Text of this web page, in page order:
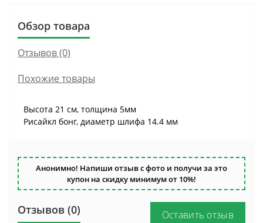
Обзор товара
Отзывов (0)
Похожие товары
Высота 21 см, толщина 5мм
Рисайкл бонг, диаметр шлифа 14.4 мм
Анонимно! Напиши отзыв с фото и получи за это
купон на скидку минимум от 10%!
Отзывов (0) Оставить отзыв